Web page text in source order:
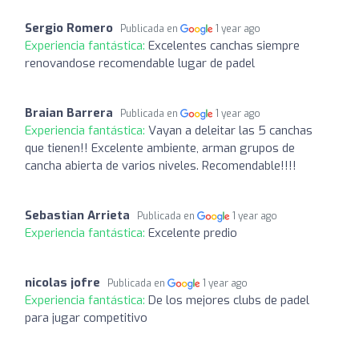
Sergio Romero Publicada en 1 year ago
Experiencia fantástica: Excelentes canchas siempre
renovandose recomendable lugar de padel
Braian Barrera Publicada en 1 year ago
Experiencia fantástica: Vayan a deleitar las 5 canchas
que tienen!! Excelente ambiente, arman grupos de
cancha abierta de varios niveles. Recomendable!!!!
Sebastian Arrieta Publicada en 1 year ago
Experiencia fantástica: Excelente predio
nicolas jofre Publicada en 1 year ago
Experiencia fantástica: De los mejores clubs de padel
para jugar competitivo